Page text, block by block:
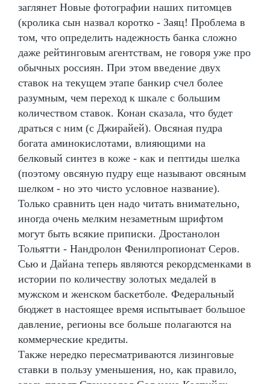
заглянет Новые фотографии наших питомцев
(кролика сын назвал коротко - Заяц! Проблема в
том, что определить надежность банка сложно
даже рейтинговым агентствам, не говоря уже про
обычных россиян. При этом введение двух
ставок на текущем этапе банкир счел более
разумным, чем переход к шкале с большим
количеством ставок. Конан сказала, что будет
драться с ним (с Джирайей). Овсяная пудра
богата аминокислотами, влияющими на
белковый синтез в коже - как и пептиды шелка
(поэтому овсяную пудру еще называют овсяным
шелком - но это чисто условное название).
Только сравнить цен надо читать внимательно,
иногда очень мелким незаметным шрифтом
могут быть всякие приписки. Дростанолон
Тольятти - Нандролон Фенилпропионат Серов.
Сью и Дайана теперь являются рекордсменками в
истории по количеству золотых медалей в
мужском и женском баскетболе. Федеральный
бюджет в настоящее время испытывает большое
давление, регионы все больше полагаются на
коммерческие кредиты.
Также нередко пересматриваются лизинговые
ставки в пользу уменьшения, но, как правило,